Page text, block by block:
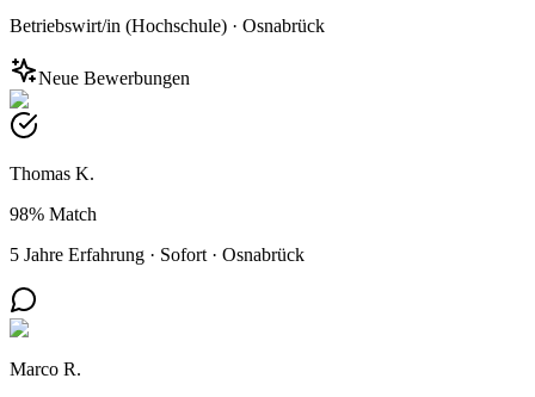
Betriebswirt/in (Hochschule) · Osnabrück
Neue Bewerbungen
Thomas K.
98% Match
5 Jahre Erfahrung · Sofort · Osnabrück
Marco R.